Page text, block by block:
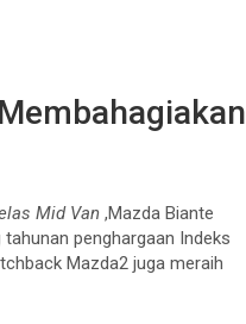
Mid Van ,Mazda Biante
penghargaan Indeks
Mazda2 juga meraih